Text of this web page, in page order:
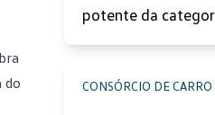
do
potente da
CONSÓRCIO DE CARRO